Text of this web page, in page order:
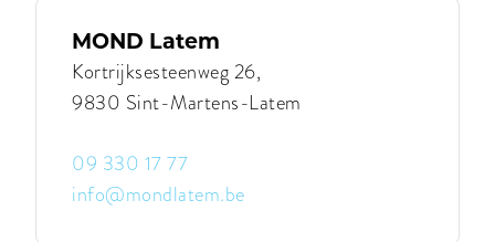
Itegem
MOND Latem
Kortrijksesteenweg 26,
9830 Sint-Martens-Latem
09 330 17 77
info@mondlatem.be